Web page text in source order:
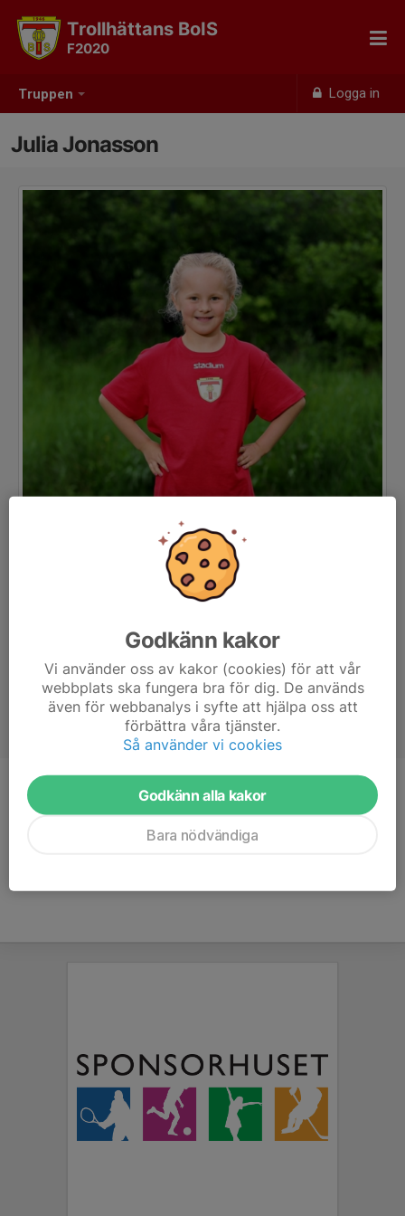
Truppen Logga in
Trollhättans BoIS
F2020
Julia Jonasson
Position
-
Godkänn kakor
Vi använder oss av kakor (cookies) för att vår
webbplats ska fungera bra för dig. De används
även för webbanalys i syfte att hjälpa oss att
förbättra våra tjänster.
Så använder vi cookies
Godkänn alla kakor
Bara nödvändiga